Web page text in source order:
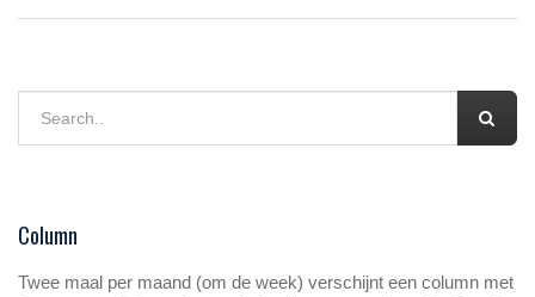
Column
Twee maal per maand (om de week) verschijnt een column met